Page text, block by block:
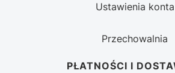
Ustawienia konta
Przechowalnia
PŁATNOŚCI I